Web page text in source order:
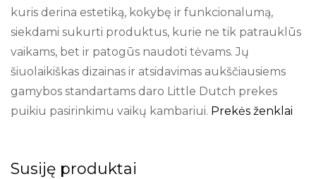
kuris derina estetiką, kokybę ir funkcionalumą,
siekdami sukurti produktus, kurie ne tik patrauklūs
vaikams, bet ir patogūs naudoti tėvams. Jų
šiuolaikiškas dizainas ir atsidavimas aukščiausiems
gamybos standartams daro Little Dutch prekes
puikiu pasirinkimu vaikų kambariui. Prekės ženklai
Susiję produktai